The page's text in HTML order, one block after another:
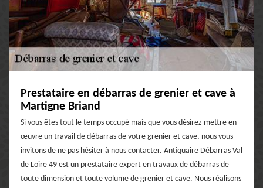
Prestataire en débarras de grenier et cave à
Martigne Briand
Si vous êtes tout le temps occupé mais que vous désirez mettre en
œuvre un travail de débarras de votre grenier et cave, nous vous
invitons de ne pas hésiter à nous contacter. Antiquaire Débarras Val
de Loire 49 est un prestataire expert en travaux de débarras de
toute dimension et toute volume de grenier et cave. Nous réalisons